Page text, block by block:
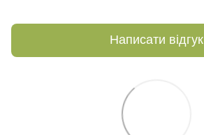
Написати відгук